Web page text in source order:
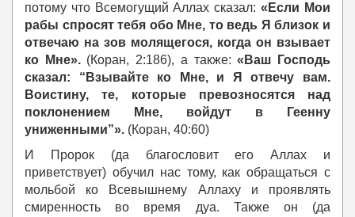
потому что Всемогущий Аллах сказал:«Если Мои
рабы спросят тебя обо Мне, то ведь Я близок и
отвечаю на зов молящегося, когда он взывает
ко Мне». (Коран, 2:186), а также:«Ваш Господь
сказал: “Взывайте ко Мне, и Я отвечу вам.
Воистину, те, которые превозносятся над
поклонением Мне, войдут в Геенну
униженными”». (Коран, 40:60)
И Пророк (да благословит его Аллах и
приветствует) обучил нас тому, как обращаться с
мольбой ко Всевышнему Аллаху и проявлять
смиренность во время дуа. Также он (да